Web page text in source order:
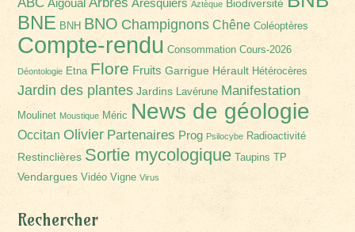
Aigoual Aresquiers Aztèque Biodiversité
BNE BNH BNO Champignons Chêne Coléoptères
Compte-rendu Consommation Cours-2026
Déontologie Etna Flore Fruits Garrigue Hérault Hétérocères
Jardin des plantes Jardins Lavérune Manifestation
Moulinet Moustique Méric News de géologie
Occitan Olivier Partenaires Prog Psilocybe Radioactivité
Restinclières Sortie mycologique Taupins TP
Vendargues Vidéo Vigne Virus
Rechercher